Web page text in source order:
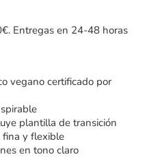
Entregas en 24-48 horas
vegano certificado por
plantilla de transición
fina y flexible
en tono claro